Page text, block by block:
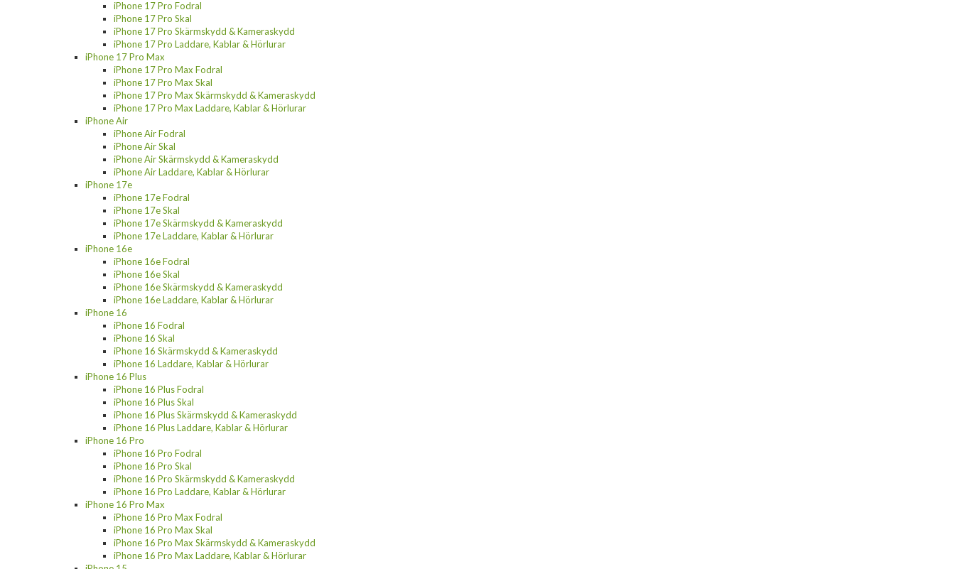
iPhone 17 Pro Fodral
iPhone 17 Pro Skal
iPhone 17 Pro Skärmskydd & Kameraskydd
iPhone 17 Pro Laddare, Kablar & Hörlurar
iPhone 17 Pro Max
iPhone 17 Pro Max Fodral
iPhone 17 Pro Max Skal
iPhone 17 Pro Max Skärmskydd & Kameraskydd
iPhone 17 Pro Max Laddare, Kablar & Hörlurar
iPhone Air
iPhone Air Fodral
iPhone Air Skal
iPhone Air Skärmskydd & Kameraskydd
iPhone Air Laddare, Kablar & Hörlurar
iPhone 17e
iPhone 17e Fodral
iPhone 17e Skal
iPhone 17e Skärmskydd & Kameraskydd
iPhone 17e Laddare, Kablar & Hörlurar
iPhone 16e
iPhone 16e Fodral
iPhone 16e Skal
iPhone 16e Skärmskydd & Kameraskydd
iPhone 16e Laddare, Kablar & Hörlurar
iPhone 16
iPhone 16 Fodral
iPhone 16 Skal
iPhone 16 Skärmskydd & Kameraskydd
iPhone 16 Laddare, Kablar & Hörlurar
iPhone 16 Plus
iPhone 16 Plus Fodral
iPhone 16 Plus Skal
iPhone 16 Plus Skärmskydd & Kameraskydd
iPhone 16 Plus Laddare, Kablar & Hörlurar
iPhone 16 Pro
iPhone 16 Pro Fodral
iPhone 16 Pro Skal
iPhone 16 Pro Skärmskydd & Kameraskydd
iPhone 16 Pro Laddare, Kablar & Hörlurar
iPhone 16 Pro Max
iPhone 16 Pro Max Fodral
iPhone 16 Pro Max Skal
iPhone 16 Pro Max Skärmskydd & Kameraskydd
iPhone 16 Pro Max Laddare, Kablar & Hörlurar